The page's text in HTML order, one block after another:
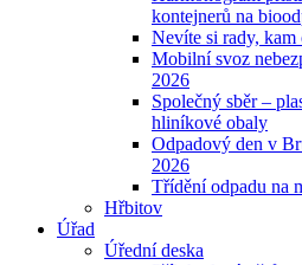
kontejnerů na
Nevíte si rady,
Mobilní svoz
2026
Společný sběr –
hliníkové obaly
Odpadový den v
2026
Třídění odpadu na
Hřbitov
Úřad
Úřední deska